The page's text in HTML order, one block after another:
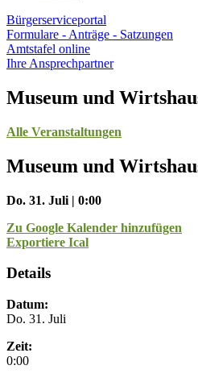
Bürgerserviceportal
Formulare - Anträge - Satzungen
Amtstafel online
Ihre Ansprechpartner
Museum und
Alle Veranstaltungen
Museum und
Do. 31. Juli | 0:00
Zu Google Kalender hinzufügen
Exportiere Ical
Details
Datum:
Do. 31. Juli
Zeit:
0:00